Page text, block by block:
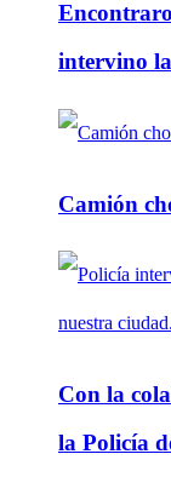
intervino
Camión
Con la
la Policía